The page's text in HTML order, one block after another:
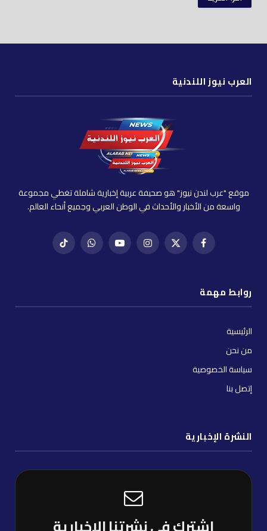
العرب نيوز اللندنية
موقع "عرب لندن نيوز" هو صحيفة عربية إخبارية شاملة تغطي مجموعة
واسعة من الأخبار والأحداث في الوطن العربي وجميع أنحاء العالم.
فيسبوكX
إنستغراميوتيوب واتساب تيك
روابط مهمة
الرئيسية
من نحن
سياسة الخصوصية
إتصل بنا
النشرة الإخبارية